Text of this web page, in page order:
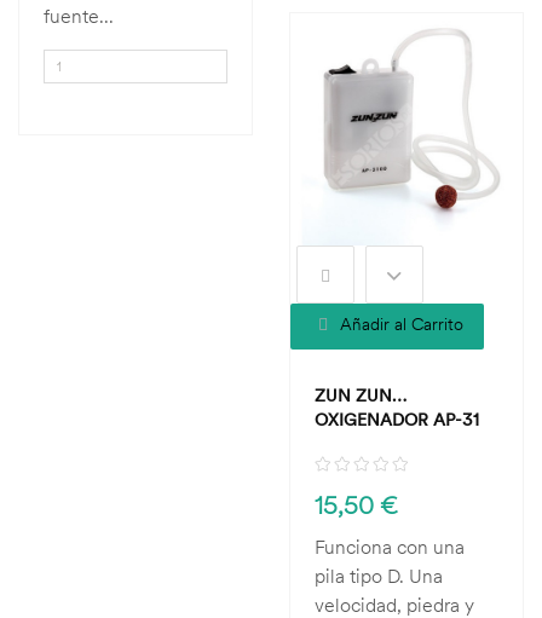
fuente...
Añadir al Carrito
ZUN ZUN
OXIGENADOR AP-31
15,50 €
Funciona con una
pila tipo D. Una
velocidad, piedra y